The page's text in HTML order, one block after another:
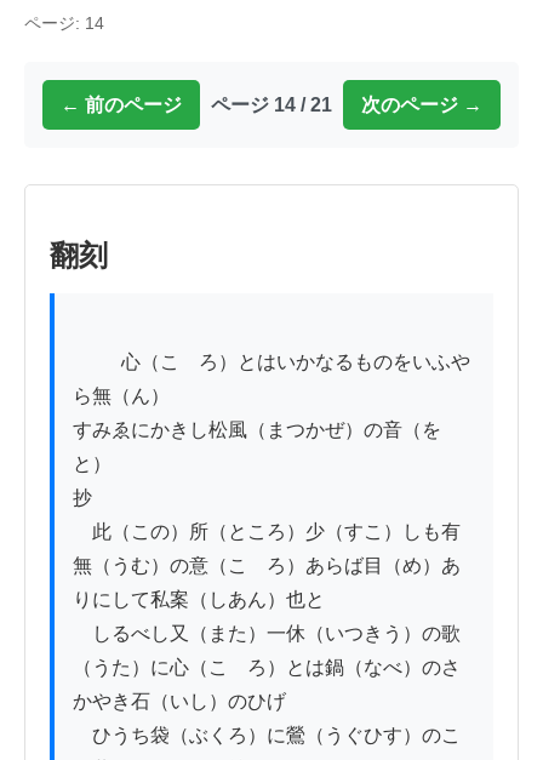
ページ: 14
← 前のページ ページ 14 / 21 次のページ →
翻刻
ら無（ん）
すみゑにかきし松風（まつかぜ）の音（を
と）
抄
此（この）所（ところ）少（すこ）しも有
無（うむ）の意（こゝろ）あらば目（め）あ
りにして私案（しあん）也と
しるべし又（また）一休（いつきう）の歌
（うた）に心（こゝろ）とは鍋（なべ）のさ
かやき石（いし）のひげ
ひうち袋（ぶくろ）に鶯（うぐひす）のこ